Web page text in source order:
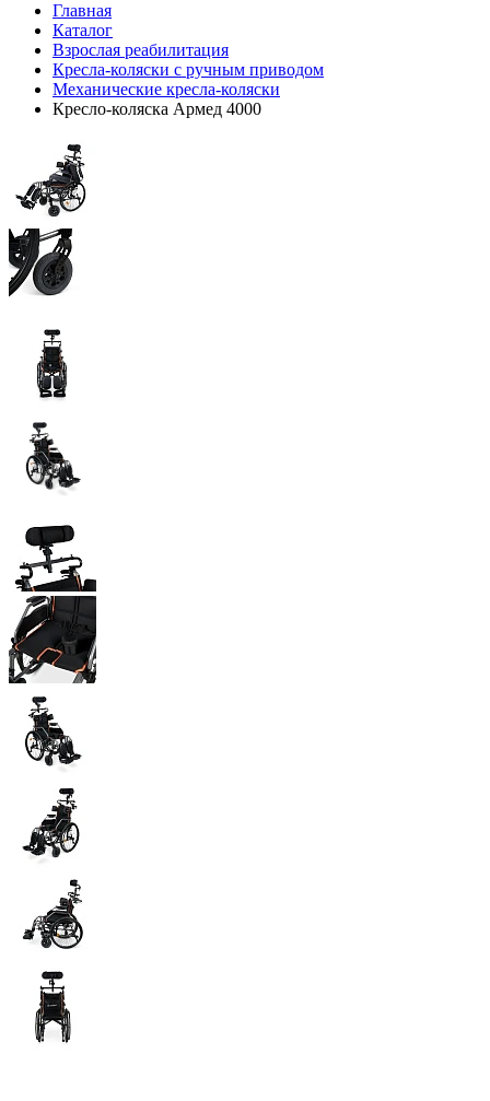
Главная
Каталог
Взрослая реабилитация
Кресла-коляски с ручным приводом
Механические кресла-коляски
Кресло-коляска Армед 4000